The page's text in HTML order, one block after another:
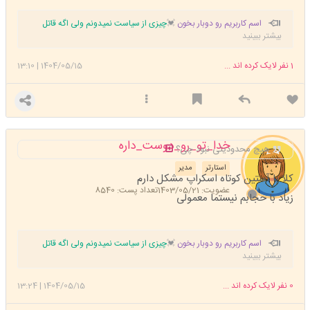
اسم کاربریم رو دوبار بخون 💓چیزی از سیاست نمیدونم ولی اگه قاتل
ماکان رو عمو صدا زدی هیچ حرفی ندارم باهات 😘
بیشتر ببینید
1404/05/15
|
13:10 1نفر لایک کرده اند ...
خدا_تو_رو_دوست_داره
مدیر استارتر
عضویت: 1403/05/21 تعداد پست: 8540
هیچ محدودیتی نبود چی؟
کلا با آستین کوتاه اسکراپ مشکل دارم
زیاد با حجابم نیستما معمولی
اسم کاربریم رو دوبار بخون 💓چیزی از سیاست نمیدونم ولی اگه قاتل
ماکان رو عمو صدا زدی هیچ حرفی ندارم باهات 😘
بیشتر ببینید
1404/05/15
|
13:24 0 نفر لایک کرده اند ...